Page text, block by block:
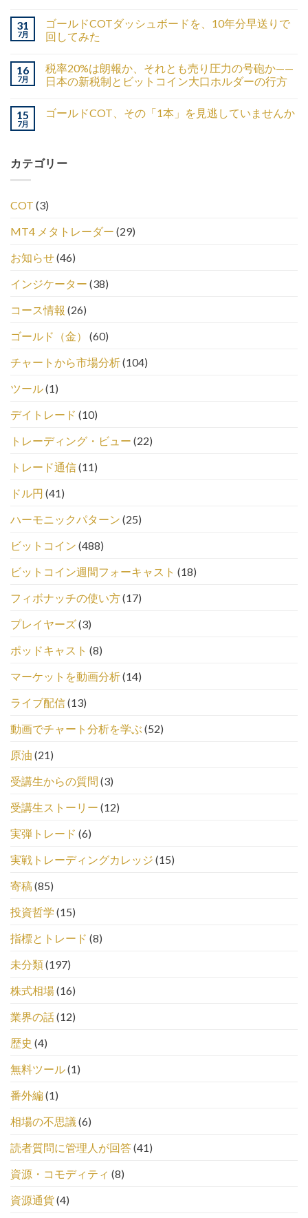
31
7月
ゴールドCOTダッシュボードを、10年分早送りで
回してみた
16
7月
税率20%は朗報か、それとも売り圧力の号砲か——
日本の新税制とビットコイン大口ホルダーの行方
15
7月
ゴールドCOT、その「1本」を見逃していませんか
カテゴリー
COT (3)
MT4 メタトレーダー (29)
お知らせ(46)
インジケーター (38)
コース情報 (26)
ゴールド（金）
(60)
チャートから市場分析(104)
ツール(1)
デイトレード (10)
トレーディング・ビュー (22)
トレード通信(11)
ドル円 (41)
ハーモニックパターン (25)
ビットコイン (488)
ビットコイン週間フォーキャスト (18)
フィボナッチの使い方(17)
プレイヤーズ(3)
ポッドキャスト (8)
マーケットを動画分析(14)
ライブ配信(13)
動画でチャート分析を学ぶ (52)
原油 (21)
受講生からの質問 (3)
受講生ストーリー (12)
実弾トレード (6)
実戦トレーディングカレッジ (15)
寄稿(85)
投資哲学 (15)
指標とトレード (8)
未分類(197)
株式相場(16)
業界の話(12)
歴史 (4)
無料ツール(1)
番外編(1)
相場の不思議 (6)
読者質問に管理人が回答(41)
資源・コモディティ (8)
資源通貨(4)